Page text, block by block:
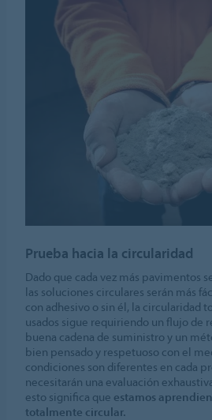
Prueba hacia la circularidad
Dado que cada vez más pavimentos
las soluciones circulares serán más
con adhesivo o sin él, la circularidad
usados sigue requiriendo un flujo de
buena cadena de suministro y un
bien pensado y respetuoso con el
condiciones son diferentes en cada
necesitarán una evaluación
esto significa que estamos
totalmente circular.